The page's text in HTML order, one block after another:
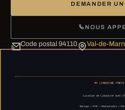
DEMANDER
NOUS
Code postal 94110 Val-de-